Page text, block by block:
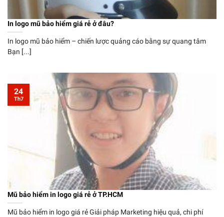
In logo mũ bảo hiểm giá rẻ ở đâu?
In logo mũ bảo hiểm – chiến lược quảng cáo bằng sự quang tâm
Bạn [...]
Mũ bảo hiểm in logo giá rẻ ở TP.HCM
Mũ bảo hiểm in logo giá rẻ Giải pháp Marketing hiệu quả, chi phí
24
Th7